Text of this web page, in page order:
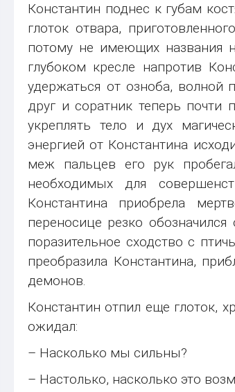
Константин поднес к губам
глоток отвара,
потому не имеющих названия
глубоком кресле напротив
удержаться от озноба, волной
друг и соратник теперь
укреплять тело и дух
энергией от Константина
меж пальцев его рук
необходимых для
Константина приобрела
переносице резко
поразительное сходство с
преобразила Константина,
демонов.
Константин отпил еще глоток,
ожидал:
– Насколько мы сильны?
– Настолько, насколько это